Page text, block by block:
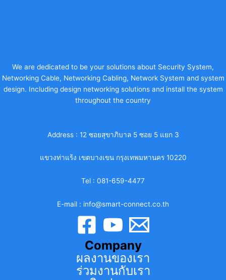
We are dedicated to be your solutions about Security System,
Networking Cable, Networking Cabling, Network System and system
design. Including design networking solutions and install the system
throughout the country
Address : 12 ซอยสุขาภิบาล 5 ซอย 5 แยก 3
แขวงท่าแร้ง เขตบางเขน กรุงเทพมหานคร 10220
Tel : 081-659-4477
E-mail : info@smart-connect.co.th
Company
ผลงานของเรา
ร่วมงานกับเรา